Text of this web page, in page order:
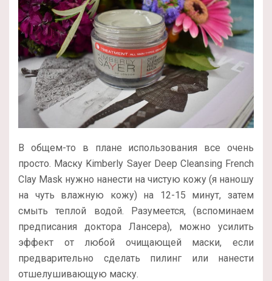
В общем-то в плане использования все очень
просто. Маску Kimberly Sayer Deep Cleansing French
Clay Mask нужно нанести на чистую кожу (я наношу
на чуть влажную кожу) на 12-15 минут, затем
смыть теплой водой. Разумеется, (вспоминаем
предписания доктора Лансера), можно усилить
эффект от любой очищающей маски, если
предварительно сделать пилинг или нанести
отшелушивающую маску.